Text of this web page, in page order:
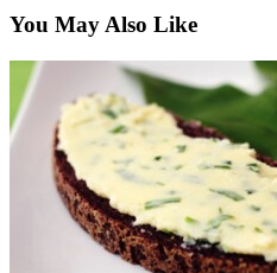
You May Also Like